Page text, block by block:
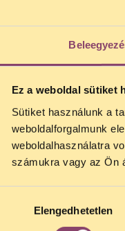
Ez a weboldal sütiket
Sütiket használunk a
weboldalforgalmunk
weboldalhasználatra
számukra vagy az Ön
kiválasztásaElengedhetetlen
alatt is